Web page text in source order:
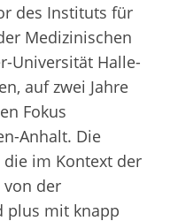
des Instituts für
Medizinischen
Universität Halle-
auf zwei Jahre
Fokus
Anhalt. Die
im Kontext der
von der
plus mit knapp